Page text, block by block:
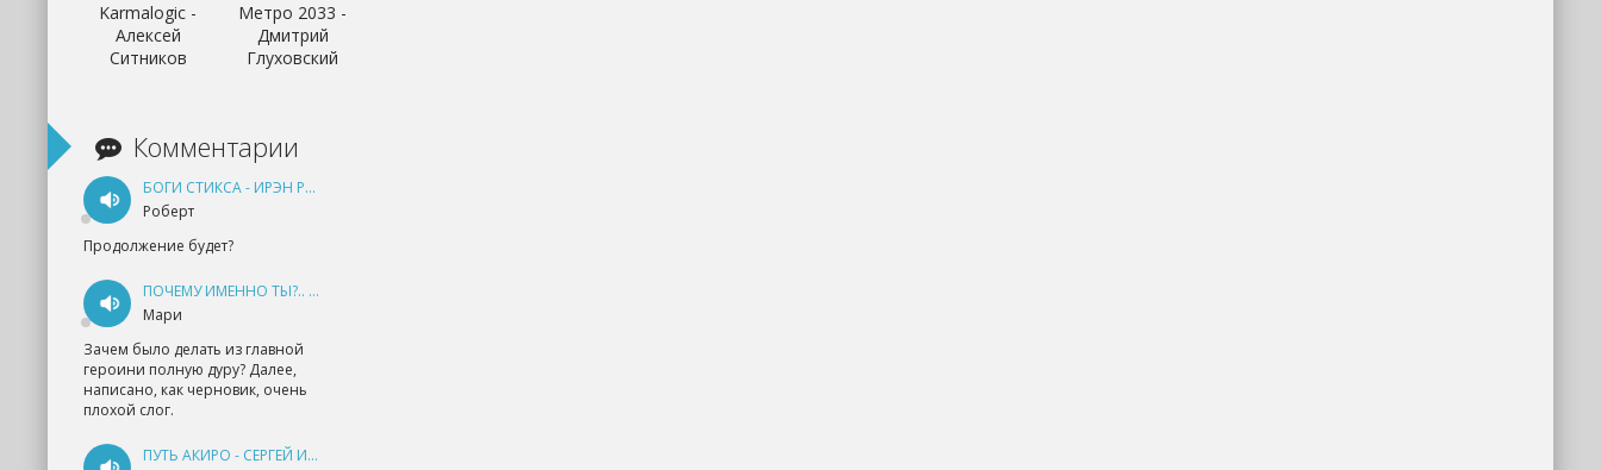
Karmalogic -
Алексей
Ситников
Метро 2033 -
Дмитрий
Глуховский
Комментарии
БОГИ СТИКСА - ИРЭН РУДКЕВИЧ
Роберт
Продолжение будет?
ПОЧЕМУ ИМЕННО ТЫ?.. КНИГА 1 - ЕКАТЕРИНА ЮДИНА
Мари
Зачем было делать из главной
героини полную дуру? Далее,
написано, как черновик, очень
плохой слог.
ПУТЬ АКИРО - СЕРГЕЙ ИЗМАЙЛОВ